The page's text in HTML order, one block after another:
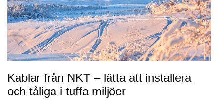
Kablar från NKT – lätta att installera
och tåliga i tuffa miljöer